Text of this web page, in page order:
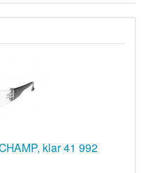
klar 41 992